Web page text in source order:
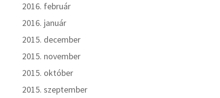
2016. február
2016. január
2015. december
2015. november
2015. október
2015. szeptember